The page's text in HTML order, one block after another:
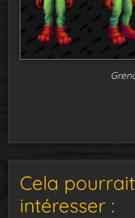
Cela
intéresser :